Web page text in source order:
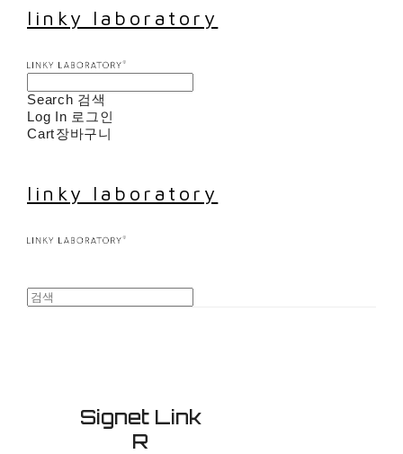
linky laboratory
Search 검색
Log In 로그인
Cart장바구니
linky laboratory
Signet Link
R